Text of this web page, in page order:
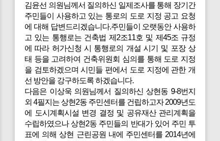
김윤선 의원님께서 질의하신 일제조사를 통해 장기간
주민들이 사용하고 있는 통로의 도로 지정 공고 요청
에 대해 답변드리겠습니다.주민들이 오랫동안 사용하
고 있는 통행로는 건축법 제2조11호 및 제45조 규정
에 따라 허가신청 시 통행로의 개설 시기 및 포장 상
태 등을 고려하여 건축위원회 심의를 통해 도로 지정
을 검토하겠으며 시민들 편에서 도로 지정에 관한 개
선 방안을 강구하도록 하겠습니다.
다음은 이상욱 의원님께서 질의하신 상현동 9-8번지
외 4필지는 상현2동 주민센터를 건립하고자 2009년도
에 도시계획시설 변경 결정 및 공유재산 관리계획을
수립하였으나 상현2동 주민들의 반대가 있어 주민 투
표에 의해 상현 근린공원 내에 주민센터를 2014년에